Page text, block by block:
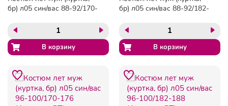
бр) л05 син/вас 88-92/170-
бр) л05 син/вас 88-92/182-